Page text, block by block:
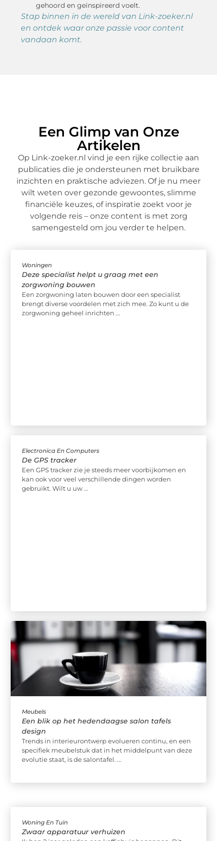
gehoord en geïnspireerd voelt.
Stap binnen in de wereld van Link-zoeker.nl
en ontdek waar onze passie voor content
vandaan komt.
Een Glimp van Onze
Artikelen
Op Link-zoeker.nl vind je een rijke collectie aan
publicaties die je ondersteunen met bruikbare
inzichten en praktische adviezen. Of je nu meer
wilt weten over gezonde gewoontes, slimme
financiële keuzes, of inspiratie zoekt voor je
volgende reis – onze content is met zorg
samengesteld om jou verder te helpen.
Woningen
Deze specialist helpt u graag met een
zorgwoning bouwen
Een zorgwoning laten bouwen door een specialist
brengt diverse voordelen met zich mee. Zo kunt u de
zorgwoning geheel inrichten ...
Electronica En Computers
De GPS tracker
Een GPS tracker zie je steeds meer voorbijkomen en
kan ook voor veel verschillende dingen worden
gebruikt. Wilt u uw ...
Meubels
Een blik op het hedendaagse salon tafels
design
Trends in interieurontwerp evolueren continu, en een
specifiek meubelstuk dat in het middelpunt van deze
evolutie staat, is de salontafel. ...
Woning En Tuin
Zwaar apparatuur verhuizen